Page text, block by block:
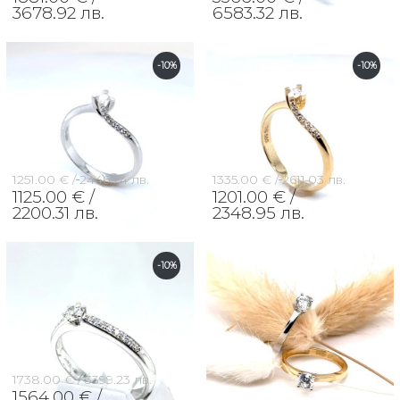
3678.92 лв. 6583.32 лв.
-10%
1251.00 € / 2446.74 лв.
1125.00 € /
2200.31 лв.
-10%
1335.00 € / 2611.03 лв.
1201.00 € /
2348.95 лв.
-10%
1738.00 € / 3399.23 лв.